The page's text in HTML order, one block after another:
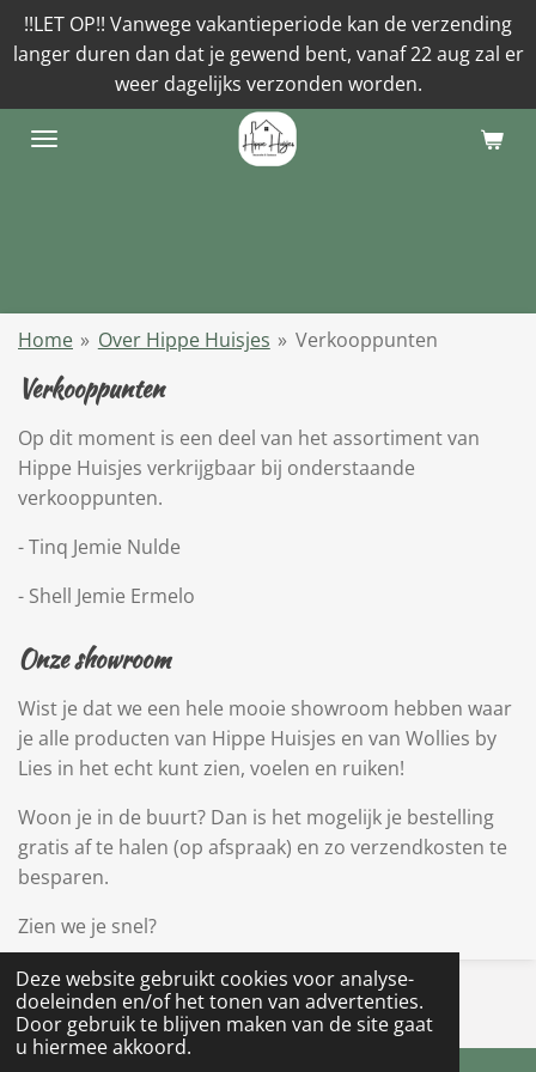
Deze website gebruikt cookies voor analyse-
doeleinden en/of het tonen van advertenties.
Door gebruik te blijven maken van de site gaat
u hiermee akkoord.
Ga
direct
de
hoofdinhoud
!!LET OP!! Vanwege vakantieperiode kan de verzending
langer duren dan dat je gewend bent, vanaf 22 aug zal er
weer dagelijks verzonden worden.
Home » Over Hippe Huisjes » Verkooppunten
Verkooppunten
Op dit moment is een deel van het assortiment van
Hippe Huisjes verkrijgbaar bij onderstaande
verkooppunten.
- Tinq Jemie Nulde
- Shell Jemie Ermelo
Onze showroom
Wist je dat we een hele mooie showroom hebben waar
je alle producten van Hippe Huisjes en van Wollies by
Lies in het echt kunt zien, voelen en ruiken!
Woon je in de buurt? Dan is het mogelijk je bestelling
gratis af te halen (op afspraak) en zo verzendkosten te
besparen.
Zien we je snel?
© 2022 - 2026 Hippe Huisjes
Powered byJouwWeb